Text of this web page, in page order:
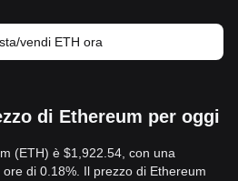
vendi ETH ora
di Ethereum per oggi
(ETH) è $1,922.54, con una
di 0.18%. Il prezzo di Ethereum